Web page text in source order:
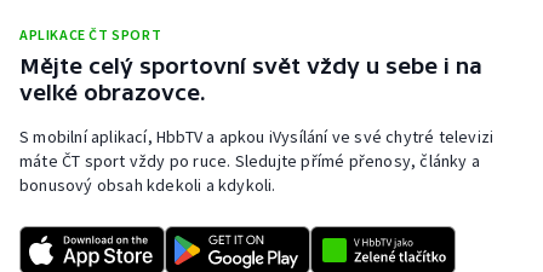
APLIKACE ČT SPORT
Mějte celý sportovní svět vždy u sebe i na
velké obrazovce.
S mobilní aplikací, HbbTV a apkou iVysílání ve své chytré televizi
máte ČT sport vždy po ruce. Sledujte přímé přenosy, články a
bonusový obsah kdekoli a kdykoli.